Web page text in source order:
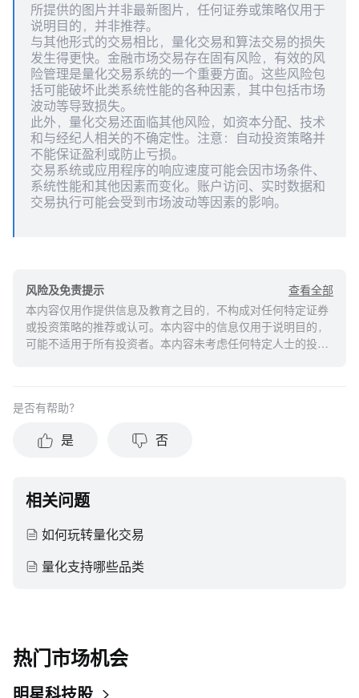
所提供的图片并非最新图片，任何证券或策略仅用于
说明目的，并非推荐。
与其他形式的交易相比，量化交易和算法交易的损失
发生得更快。金融市场交易存在固有风险，有效的风
险管理是量化交易系统的一个重要方面。这些风险包
括可能破坏此类系统性能的各种因素，其中包括市场
波动等导致损失。
此外，量化交易还面临其他风险，如资本分配、技术
和与经纪人相关的不确定性。注意：自动投资策略并
不能保证盈利或防止亏损。
交易系统或应用程序的响应速度可能会因市场条件、
系统性能和其他因素而变化。账户访问、实时数据和
交易执行可能会受到市场波动等因素的影响。
风险及免责提示
查看全部
本内容仅用作提供信息及教育之目的，不构成对任何特定证券
或投资策略的推荐或认可。本内容中的信息仅用于说明目的，
可能不适用于所有投资者。本内容未考虑任何特定人士的投资
结果。投资涉及风险和损失本金的可能性。moomoo对上述内
任何陈述或保证。
是否有帮助？
是 否
相关问题
如何玩转量化交易
量化支持哪些品类
热门市场机会